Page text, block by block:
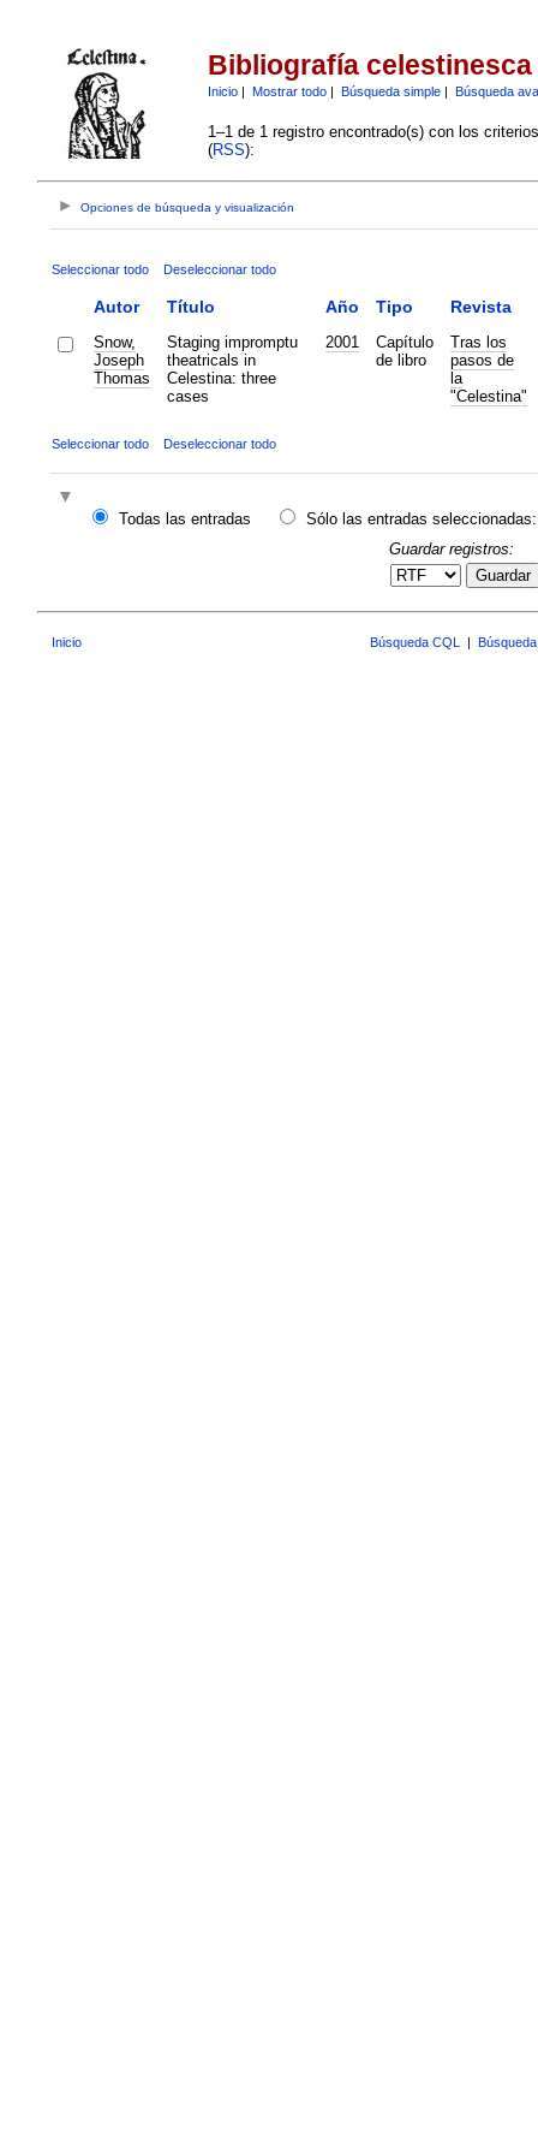
Bibliografía celestinesca
Inicio| Mostrar todo| Búsqueda simple| Búsqueda
1–1 de 1 registro encontrado(s) con los
(RSS):
Opciones de búsqueda y visualización
Seleccionar todo Deseleccionar todo
Autor Título Año Tipo Revista
Snow,
Joseph
Thomas
Staging impromptu
theatricals in
Celestina: three
cases
2001
Capítulo
de libro
Tras los
pasos de
la
"Celestina"
Seleccionar todo Deseleccionar todo
Todas las entradas
Sólo las entradas seleccionadas:
Guardar registros:
Guardar
Inicio Búsqueda CQL